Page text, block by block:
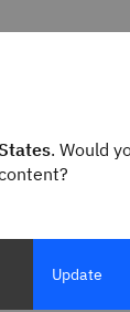
. Would
Update